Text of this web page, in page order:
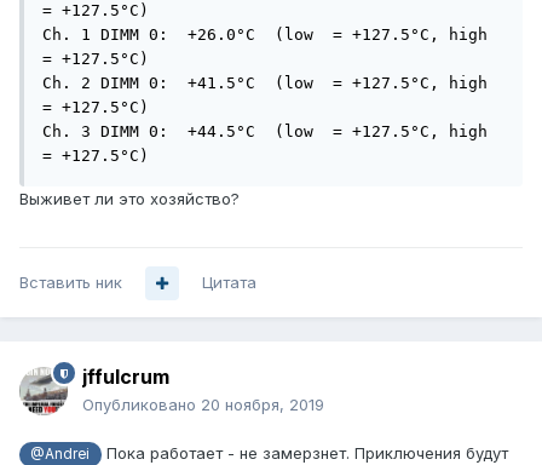
= +127.5°C)
Ch. 1 DIMM 0:  +26.0°C  (low  = +127.5°C, high
= +127.5°C)
Ch. 2 DIMM 0:  +41.5°C  (low  = +127.5°C, high
= +127.5°C)
Ch. 3 DIMM 0:  +44.5°C  (low  = +127.5°C, high
= +127.5°C)
Выживет ли это хозяйство?
Вставить ник Цитата
jffulcrum
Опубликовано 20 ноября, 2019
@Andrei
Пока работает - не замерзнет. Приключения будут